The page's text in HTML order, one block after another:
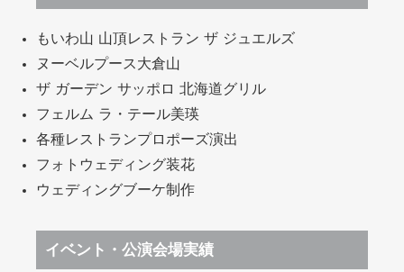
もいわ山 山頂レストラン ザ ジュエルズ
ヌーベルプース大倉山
ザ ガーデン サッポロ 北海道グリル
フェルム ラ・テール美瑛
各種レストランプロポーズ演出
フォトウェディング装花
ウェディングブーケ制作
イベント・公演会場実績